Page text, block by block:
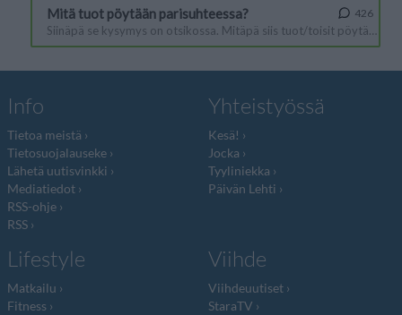
Info
Tietoa meistä
Tietosuojalauseke
Lähetä uutisvinkki
Mediatiedot
RSS-ohje
RSS
Yhteistyössä
Kesä!
Jocka
Tyyliniekka
Päivän Lehti
Lifestyle
Matkailu
Fitness
Viihde
Viihdeuutiset
StaraTV